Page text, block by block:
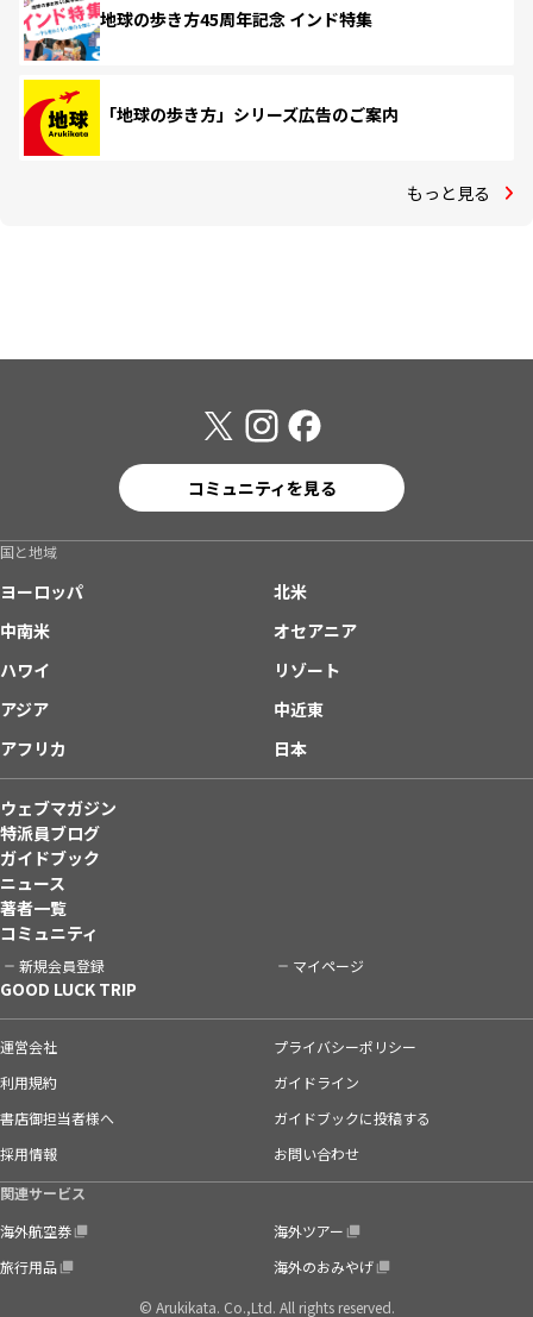
地球の歩き方45周年記念 インド特集
「地球の歩き方」シリーズ広告のご案内
もっと見る
コミュニティを見る
国と地域
ヨーロッパ
北米
中南米
オセアニア
ハワイ
リゾート
アジア
中近東
アフリカ
日本
ウェブマガジン
特派員ブログ
ガイドブック
ニュース
著者一覧
コミュニティ
新規会員登録 マイページ
GOOD LUCK TRIP
運営会社
プライバシーポリシー
利用規約
ガイドライン
書店御担当者様へ
ガイドブックに投稿する
採用情報
お問い合わせ
関連サービス
海外航空券
海外ツアー
旅行用品
海外のおみやげ
© Arukikata. Co.,Ltd. All rights reserved.